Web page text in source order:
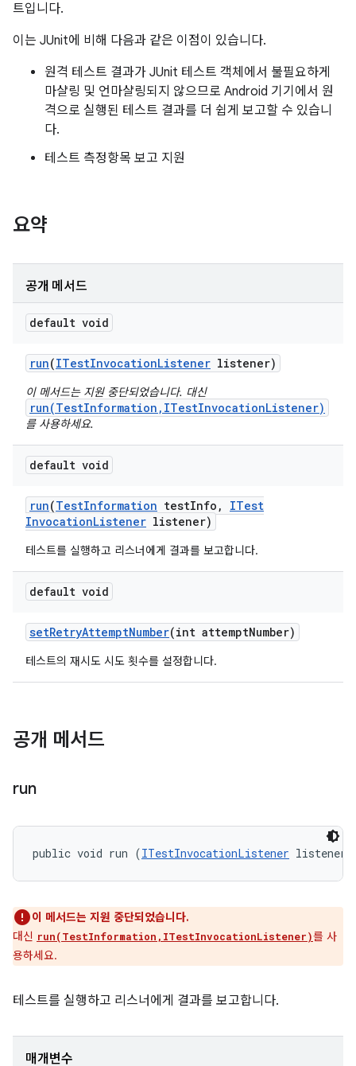
트입니다.
이는 JUnit에 비해 다음과 같은 이점이 있습니다.
원격 테스트 결과가 JUnit 테스트 객체에서 불필요하게
마샬링 및 언마샬링되지 않으므로 Android 기기에서 원
격으로 실행된 테스트 결과를 더 쉽게 보고할 수 있습니
다.
테스트 측정항목 보고 지원
요약
공개 메서드
default void
run(ITestInvocationListener listener)
이 메서드는 지원 중단되었습니다. 대신
run(TestInformation,ITestInvocationListener)
를 사용하세요.
default void
run(TestInformation testInfo ,
ITest
InvocationListener listener)
테스트를 실행하고 리스너에게 결과를 보고합니다.
default void
setRetryAttemptNumber(int attemptNumber)
테스트의 재시도 시도 횟수를 설정합니다.
공개 메서드
run
public void run (ITestInvocationListener listener)
이 메서드는 지원 중단되었습니다.
대신 run(TestInformation,ITestInvocationListener)를 사
용하세요.
테스트를 실행하고 리스너에게 결과를 보고합니다.
매개변수